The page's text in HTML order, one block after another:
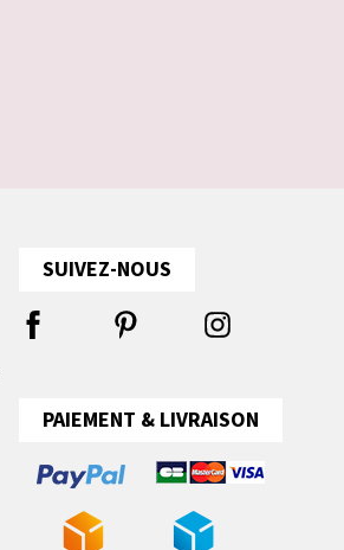
SUIVEZ-NOUS
PAIEMENT & LIVRAISON